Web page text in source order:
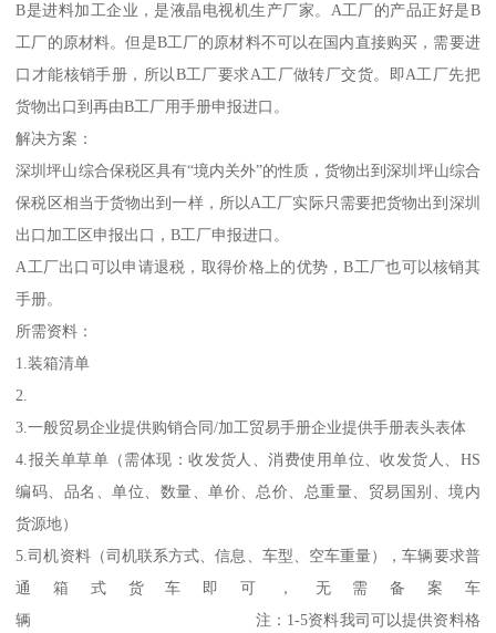
B是进料加工企业，是液晶电视机生产厂家。A工厂的产品正好是B
工厂的原材料。但是B工厂的原材料不可以在国内直接购买，需要进
口才能核销手册，所以B工厂要求A工厂做转厂交货。即A工厂先把
货物出口到再由B工厂用手册申报进口。
解决方案：
深圳坪山综合保税区具有“境内关外”的性质，货物出到深圳坪山综合
保税区相当于货物出到一样，所以A工厂实际只需要把货物出到深圳
出口加工区申报出口，B工厂申报进口。
A工厂出口可以申请退税，取得价格上的优势，B工厂也可以核销其
手册。
所需资料：
1.装箱清单
2.
3.一般贸易企业提供购销合同/加工贸易手册企业提供手册表头表体
4.报关单草单（需体现：收发货人、消费使用单位、收发货人、HS
编码、品名、单位、数量、单价、总价、总重量、贸易国别、境内
货源地）
5.司机资料（司机联系方式、信息、车型、空车重量），车辆要求普
通箱式货车即可，无需备案车
辆 注：1-5资料我司可以提供资料格